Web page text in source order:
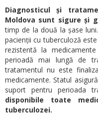
Diagnosticul și
Moldova sunt sigure și
timp de la două la șase
pacienții cu tuberculoză
rezistentă la
perioadă mai lungă de
tratamentul nu este
medicamente. Statul
suport pentru perioada
disponibile toate
tuberculozei.